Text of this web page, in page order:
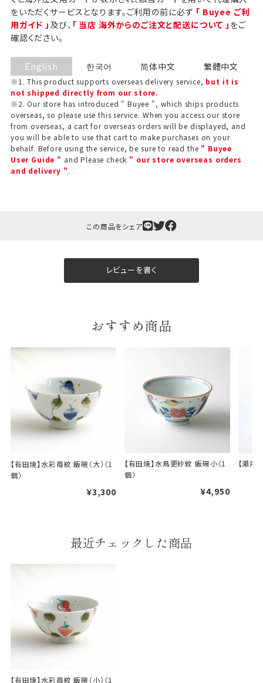
当店でギフト対応の商品をご購入いただきますと、熨
包装紙について
包装紙は2種類あります。
B.婚礼や出産、長寿祝などに使用する包装紙です。
A
B
婚礼や出産などのギフト
のし・包装体裁により、紐（ひも）掛けしない場合が
あります。
手提袋はお付けできません。
をいただくサービスとなります。ご利用の前に必ず 「 Buyee ご利
用ガイド 」 及び、 「 当店 海外からのご注文と配送について 」 をご
確認ください。
English
※1. This product supports overseas delivery service, but it is
not shipped directly from our store.
※2. Our store has introduced " Buyee ", which ships products
overseas, so please use this service. When you access our store
from overseas, a cart for overseas orders will be displayed, and
you will be able to use that cart to make purchases on your
behalf. Before using the service, be sure to read the " Buyee
User Guide " and Please check " our store overseas orders
and delivery ".
한국어 简体中文 繁體中文
この商品をシェア
レビューを書く
おすすめ商品
【有田焼】水彩苺紋 飯碗（大）〈1
個〉
¥3,300
【有田焼】水鳥更紗紋 飯碗小〈1
個〉
¥4,950
【瀬戸
最近チェックした商品
【有田焼】水彩苺紋 飯碗（小）〈1